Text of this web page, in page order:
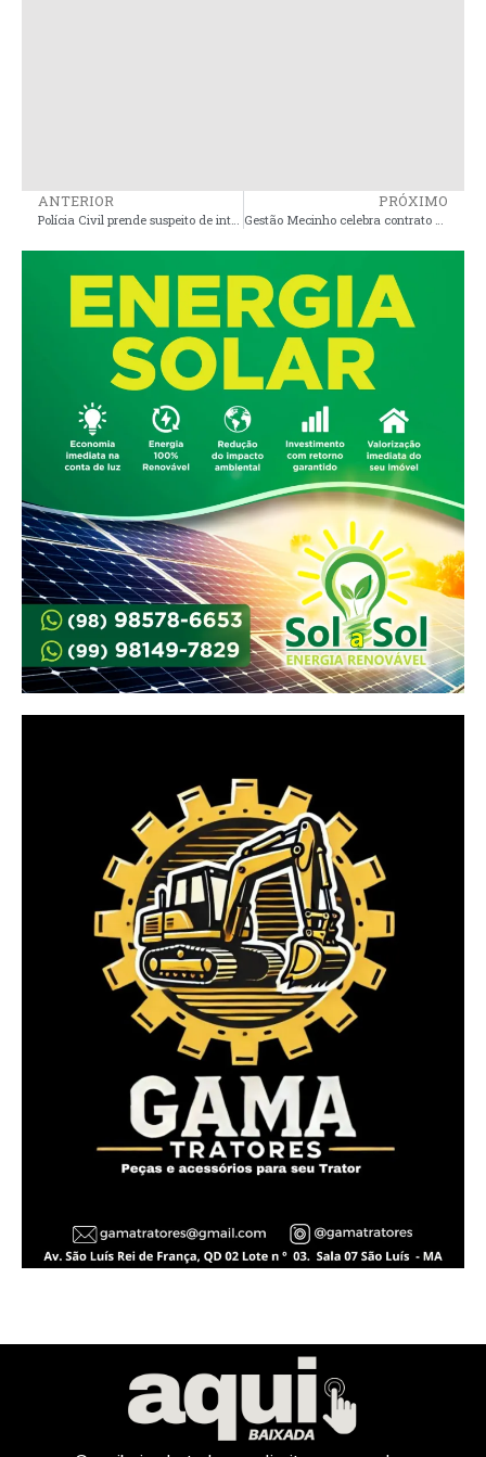
ANTERIOR
Polícia Civil prende suspeito de integrar associação criminosa em Bacuri
PRÓXIMO
Gestão Mecinho celebra contrato suspeito de mais de 3,4 milhões para reforma de prédios da Saúde em São João Batista